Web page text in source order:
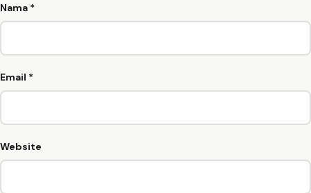
Nama *
Email *
Website